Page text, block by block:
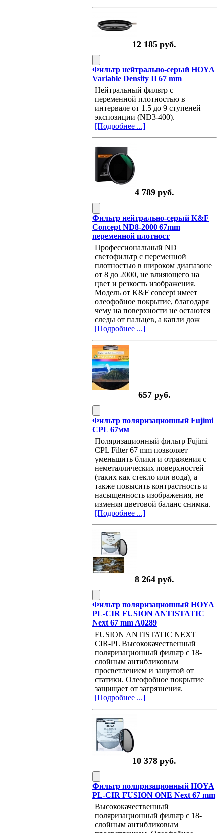
12 185 руб.
Фильтр нейтрально-серый HOYA
Variable Density II 67 mm
Нейтральный фильтр с
переменной плотностью в
интервале от 1.5 до 9 ступеней
экспозиции (ND3-400).
[Подробнее ...]
4 789 руб.
Фильтр нейтрально-серый K&F
Concept ND8-2000 67mm
переменной плотност
Профессиональный ND
светофильтр с переменной
плотностью в широком диапазоне
от 8 до 2000, не влияющего на
цвет и резкость изображения.
Модель от K&F concept имеет
олеофобное покрытие, благодаря
чему на поверхности не остаются
следы от пальцев, а капли дож
[Подробнее ...]
657 руб.
Фильтр поляризационный Fujimi
CPL 67мм
Поляризационный фильтр Fujimi
CPL Filter 67 mm позволяет
уменьшить блики и отражения с
неметаллических поверхностей
(таких как стекло или вода), а
также повысить контрастность и
насыщенность изображения, не
изменяя цветовой баланс снимка.
[Подробнее ...]
8 264 руб.
Фильтр поляризационный HOYA
PL-CIR FUSION ANTISTATIC
Next 67 mm A0289
FUSION ANTISTATIC NEXT
CIR-PL Высококачественный
поляризационный фильтр с 18-
слойным антибликовым
просветлением и защитой от
статики. Олеофобное покрытие
защищает от загрязнения.
[Подробнее ...]
10 378 руб.
Фильтр поляризационный HOYA
PL-CIR FUSION ONE Next 67 mm
Высококачественный
поляризационный фильтр с 18-
слойным антибликовым